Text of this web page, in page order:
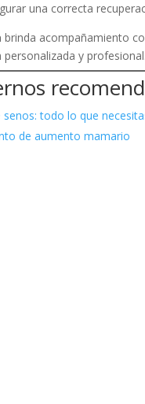
una correcta
brinda acompañamiento
y profesional.
senos: todo lo que
de aumento mamario